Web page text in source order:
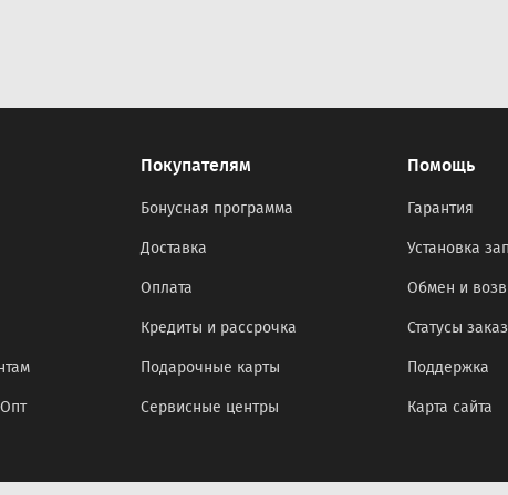
Покупателям
Бонусная программа
Доставка
Оплата
Кредиты и рассрочка
Подарочные карты
Сервисные центры
Помощь
Гарантия
Установка
Обмен и
Статусы
Поддержка
Карта сайта